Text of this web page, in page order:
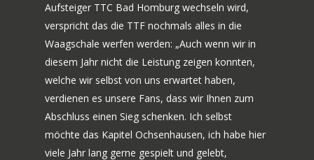
Aufsteiger TTC Bad Homburg wechseln wird,
verspricht das die TTF nochmals alles in die
Waagschale werfen werden: „Auch wenn wir in
diesem Jahr nicht die Leistung zeigen konnten,
welche wir selbst von uns erwartet haben,
verdienen es unsere Fans, dass wir Ihnen zum
Abschluss einen Sieg schenken. Ich selbst
möchte das Kapitel Ochsenhausen, ich habe hier
viele Jahr lang gerne gespielt und gelebt,